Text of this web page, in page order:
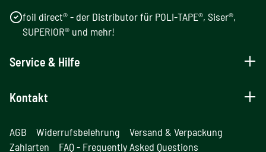
foil direct® - der Distributor für POLI-TAPE®, Siser®,
SUPERIOR® und mehr!
Service & Hilfe
Kontakt
AGB Widerrufsbelehrung
Versand & Verpackung
Zahlarten
FAQ - Frequently Asked Questions